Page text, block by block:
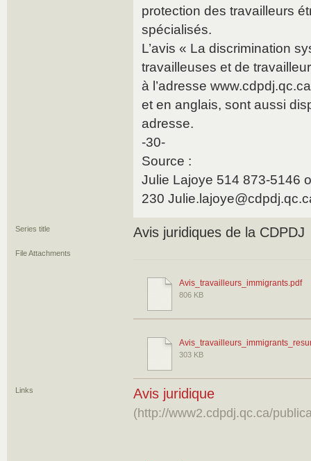
protection des travailleurs
spécialisés.
L’avis « La discrimination
travailleuses et de
à l’adresse
et en anglais, sont aussi
adresse.
-30-
Source :
Julie Lajoye 514 873-5146
230
Series title Avis juridiques de la CDPDJ
File Attachments
Avis_travailleurs_immigrants.pdf
806 KB
303 KB
Links Avis juridique
(http://www2.cdpdj.qc.ca/